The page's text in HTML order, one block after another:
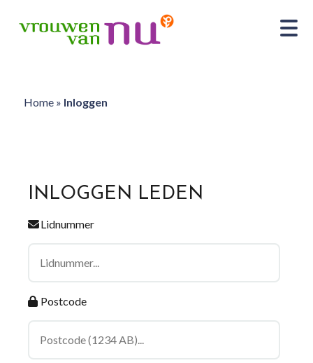
Home» Inloggen
INLOGGEN LEDEN
Lidnummer
Postcode